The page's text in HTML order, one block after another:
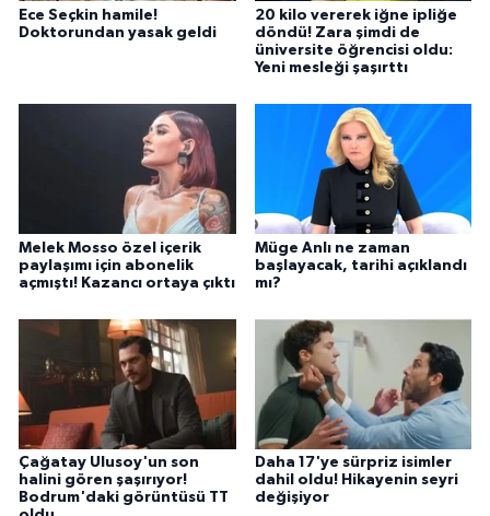
Ece Seçkin hamile!
Doktorundan yasak geldi
20 kilo vererek iğne ipliğe
döndü! Zara şimdi de
üniversite öğrencisi oldu:
Yeni mesleği şaşırttı
Melek Mosso özel içerik
paylaşımı için abonelik
açmıştı! Kazancı ortaya çıktı
Müge Anlı ne zaman
başlayacak, tarihi açıklandı
mı?
Çağatay Ulusoy'un son
halini gören şaşırıyor!
Bodrum'daki görüntüsü TT
Daha 17'ye sürpriz isimler
dahil oldu! Hikayenin seyri
değişiyor